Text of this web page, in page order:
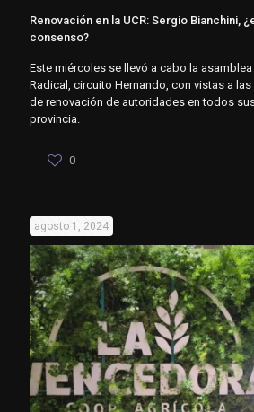
Renovación en la UCR: Sergio Bianchini,
consenso?
Este miércoles se llevó a cabo la
Radical, circuito Hernando, con vistas a
de renovación de autoridades en todos
provincia.
0
agosto 1, 2024